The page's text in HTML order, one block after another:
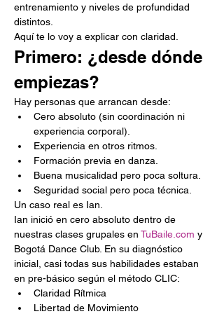
entrenamiento y niveles de profundidad
distintos.
Aquí te lo voy a explicar con claridad.
Primero: ¿desde dónde
empiezas?
Hay personas que arrancan desde:
Cero absoluto (sin coordinación ni
experiencia corporal).
Experiencia en otros ritmos.
Formación previa en danza.
Buena musicalidad pero poca soltura.
Seguridad social pero poca técnica.
Un caso real es Ian.
Ian inició en cero absoluto dentro de
nuestras clases grupales en TuBaile.com y
Bogotá Dance Club. En su diagnóstico
inicial, casi todas sus habilidades estaban
en pre-básico según el método CLIC:
Claridad Rítmica
Libertad de Movimiento